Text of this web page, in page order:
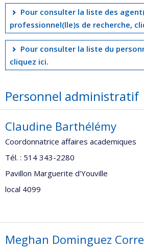
Pour consulter la liste des
professionnel(lle)s de recherche,
Pour consulter la liste du
cliquez ici.
Personnel administratif
Claudine Barthélémy
Coordonnatrice affaires academiques
Tél. : 514 343-2280
Pavillon Marguerite d'Youville
local 4099
Meghan Dominguez